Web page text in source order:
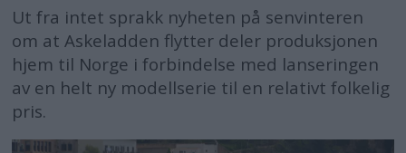
Ut fra intet sprakk nyheten på senvinteren
om at Askeladden flytter deler produksjonen
hjem til Norge i forbindelse med lanseringen
av en helt ny modellserie til en relativt folkelig
pris.